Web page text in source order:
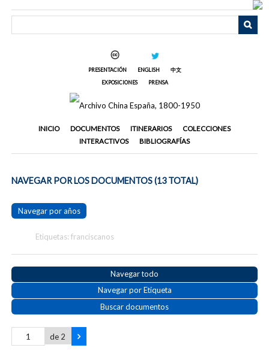
PRESENTACIÓN ENGLISH
中文
EXPOSICIONES
PRENSA
INICIO DOCUMENTOS ITINERARIOS
COLECCIONES
INTERACTIVOS
BIBLIOGRAFÍAS
NAVEGAR POR LOS DOCUMENTOS (13 TOTAL)
Navegar por años
Etiquetas: franciscanos
Navegar todo
Navegar por Etiqueta
Buscar documentos
de 2